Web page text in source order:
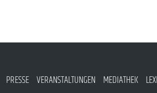
PRESSE VERANSTALTUNGEN MEDIATHEK